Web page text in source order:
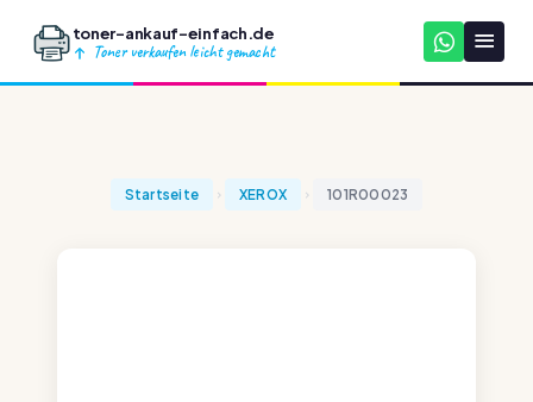
toner-ankauf-einfach.de
Toner verkaufen leicht gemacht
Startseite XEROX 101R00023